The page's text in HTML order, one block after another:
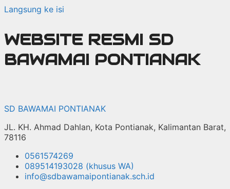
Langsung ke isi
WEBSITE RESMI SD
BAWAMAI PONTIANAK
SD BAWAMAI PONTIANAK
JL. KH. Ahmad Dahlan, Kota Pontianak, Kalimantan Barat,
78116
0561574269
089514193028 (khusus WA)
info@sdbawamaipontianak.sch.id